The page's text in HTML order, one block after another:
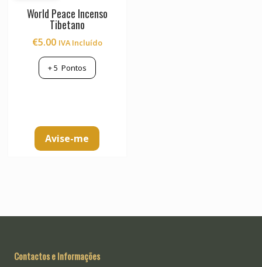
World Peace Incenso
Tibetano
€5.00 IVA Incluído
+5 Pontos
Avise-me
Contactos e Informações